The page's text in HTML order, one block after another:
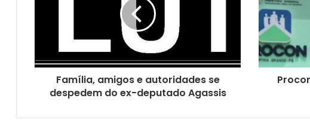
STF vai definir se empregador tem de recolher
Família, amigos e autoridades se
despedem do ex-deputado Agassis